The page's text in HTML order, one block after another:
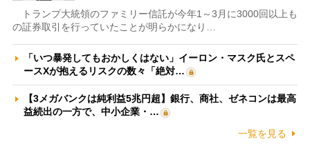
トランプ大統領のファミリー信託が今年1～3月に3000回以上も
の証券取引を行っていたことが明らかになり…
「いつ暴発してもおかしくはない」イーロン・マスク氏とスペ
ースXが抱えるリスクの数々「絶対…
【3メガバンクは純利益5兆円超】銀行、商社、ゼネコンは最高
益続出の一方で、中小企業・…
一覧を見る